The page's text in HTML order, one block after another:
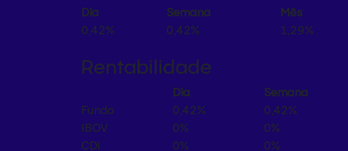
Dia Semana Mês
0,42%
0,42% 1,29%
Rentabilidade
Dia Semana
Fundo
0,42% 0,42%
IBOV
0% 0%
CDI
0% 0%